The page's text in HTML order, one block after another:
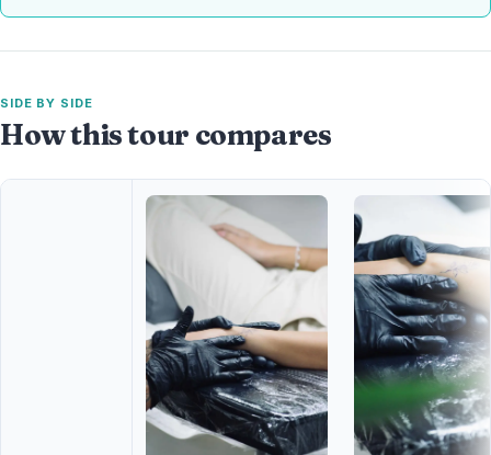
SIDE BY SIDE
How this tour compares